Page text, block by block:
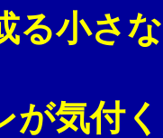
さな
付く